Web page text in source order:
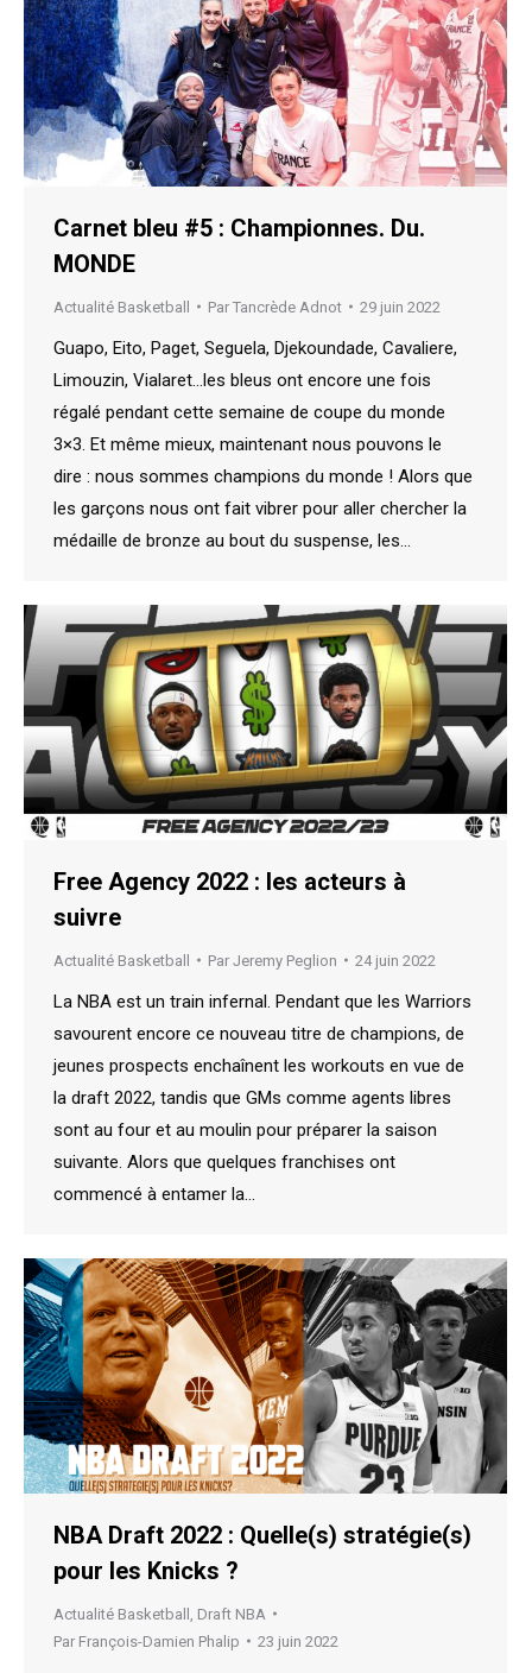
Carnet bleu #5 : Championnes. Du.
MONDE
Actualité Basketball Par Tancrède Adnot 29 juin 2022
Guapo, Eito, Paget, Seguela, Djekoundade, Cavaliere,
Limouzin, Vialaret…les bleus ont encore une fois
régalé pendant cette semaine de coupe du monde
3×3. Et même mieux, maintenant nous pouvons le
dire : nous sommes champions du monde ! Alors que
les garçons nous ont fait vibrer pour aller chercher la
médaille de bronze au bout du suspense, les…
Free Agency 2022 : les acteurs à
suivre
Actualité Basketball Par Jeremy Peglion 24 juin 2022
La NBA est un train infernal. Pendant que les Warriors
savourent encore ce nouveau titre de champions, de
jeunes prospects enchaînent les workouts en vue de
la draft 2022, tandis que GMs comme agents libres
sont au four et au moulin pour préparer la saison
suivante. Alors que quelques franchises ont
commencé à entamer la…
NBA Draft 2022 : Quelle(s) stratégie(s)
pour les Knicks ?
Actualité Basketball
Draft NBA
Par François-Damien Phalip 23 juin 2022